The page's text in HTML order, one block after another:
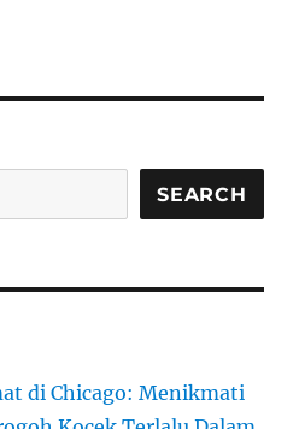
SEARCH
di Chicago: Menikmati